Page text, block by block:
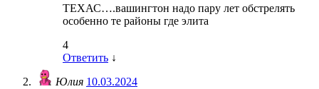
ТЕХАС….вашингтон надо пару лет обстрелять
особенно те районы где элита
4
Ответить ↓
Юлия 10.03.2024